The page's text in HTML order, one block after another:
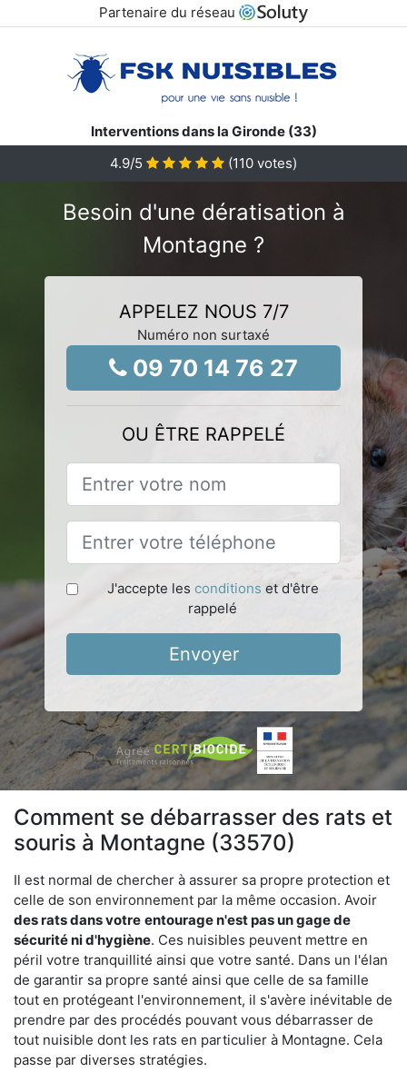
Partenaire du réseau
Interventions dans la Gironde (33)
4.9/5 (110 votes)
Besoin d'une dératisation à
Montagne ?
APPELEZ NOUS 7/7
Numéro non surtaxé
09 70 14 76 27
OU ÊTRE RAPPELÉ
J'accepte les conditions et d'être
rappelé
Envoyer
Comment se débarrasser des rats et
souris à Montagne (33570)
Il est normal de chercher à assurer sa propre protection et
celle de son environnement par la même occasion. Avoir
des rats dans votre entourage n'est pas un gage de
sécurité ni d'hygiène. Ces nuisibles peuvent mettre en
péril votre tranquillité ainsi que votre santé. Dans un l'élan
de garantir sa propre santé ainsi que celle de sa famille
tout en protégeant l'environnement, il s'avère inévitable de
prendre par des procédés pouvant vous débarrasser de
tout nuisible dont les rats en particulier à Montagne. Cela
passe par diverses stratégies.